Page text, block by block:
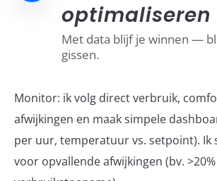
optimaliseren
Met data blijf je winnen —
gissen.
Monitor: ik volg direct verbruik,
afwijkingen en maak simpele
per uur, temperatuur vs. setpoint). Ik
voor opvallende afwijkingen (bv. >20%